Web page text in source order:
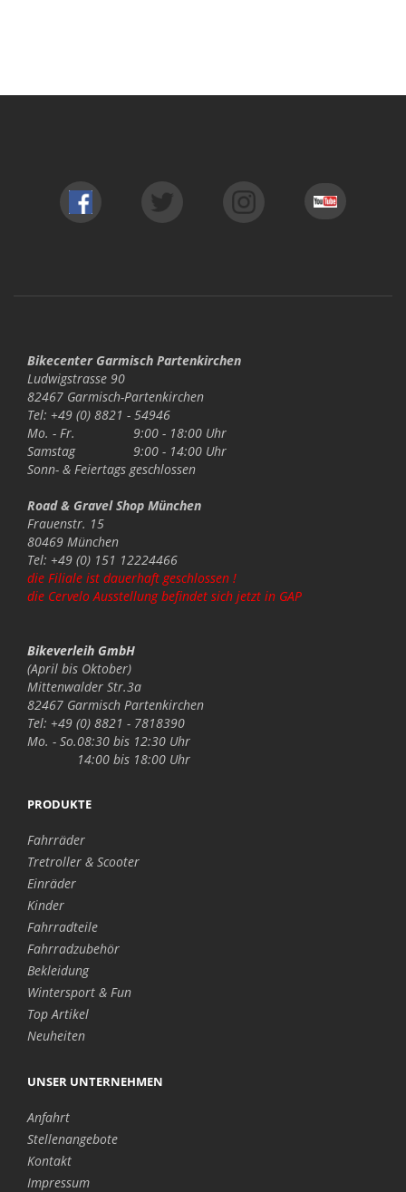
Bikecenter Garmisch Partenkirchen
Ludwigstrasse 90
82467 Garmisch-Partenkirchen
Tel: +49 (0) 8821 - 54946
Mo. - Fr.
9:00 - 18:00 Uhr
Samstag
9:00 - 14:00 Uhr
Sonn- & Feiertags geschlossen
Road & Gravel Shop München
Frauenstr. 15
80469 München
Tel: +49 (0) 151 12224466
die Filiale ist dauerhaft geschlossen !
die Cervelo Ausstellung befindet sich jetzt in GAP
Bikeverleih GmbH
(April bis Oktober)
Mittenwalder Str.3a
82467 Garmisch Partenkirchen
Tel: +49 (0) 8821 - 7818390
Mo. - So.08:30 bis 12:30 Uhr
14:00 bis 18:00 Uhr
PRODUKTE
Fahrräder
Tretroller & Scooter
Einräder
Kinder
Fahrradteile
Fahrradzubehör
Bekleidung
Wintersport & Fun
Top Artikel
Neuheiten
UNSER UNTERNEHMEN
Anfahrt
Stellenangebote
Kontakt
Impressum